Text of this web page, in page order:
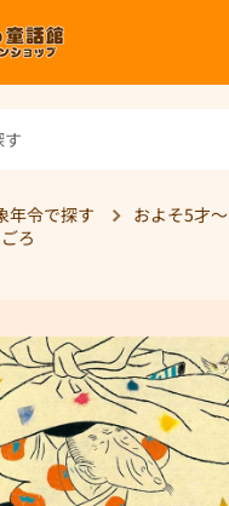
キップ
す
年令で探す
およそ5才～
ろ